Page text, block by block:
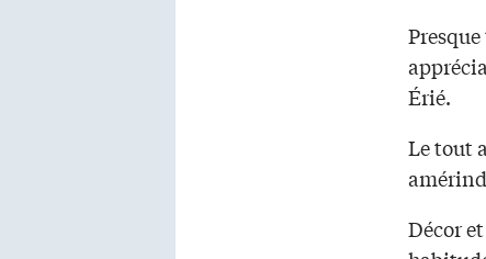
Érié.
Le tout
Décor